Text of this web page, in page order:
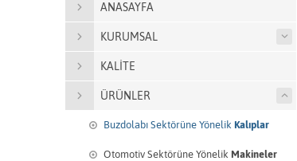
ANASAYFA
KURUMSAL
KALİTE
ÜRÜNLER
Buzdolabı Sektörüne Yönelik Kalıplar
Otomotiv Sektörüne Yönelik Makineler